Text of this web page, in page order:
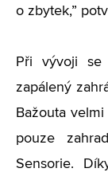
o zbytek,”
Při vývoji se
zapálený
Bažouta
pouze
Sensorie.